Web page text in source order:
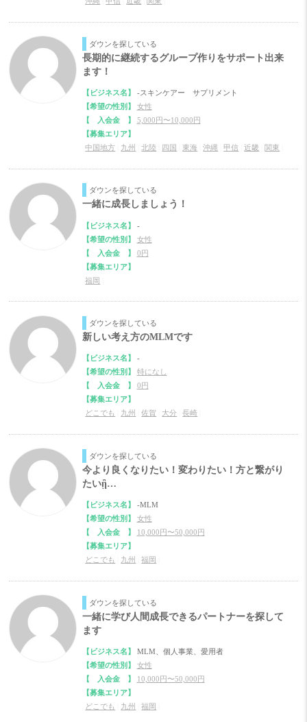
ダウンを探している
長期的に継続するグループ作りをサポート出来
ます！
【ビジネス名】
-スキンケアー サプリメント
【希望の性別】
女性
【 入会金 】
5,000円〜10,000円
【募集エリア】
中国地方
九州 |北陸 四国 |東海 |沖縄 甲信 |近畿 関東
ダウンを探している
一緒に成長しましょう！
【ビジネス名】
-
【希望の性別】
女性
【 入会金 】
0円
【募集エリア】
福岡
ダウンを探している
新しい考え方のMLMです
【ビジネス名】
-
【希望の性別】
特になし
【 入会金 】
0円
【募集エリア】
どこでも
九州 |佐賀 大分 |長崎
ダウンを探している
今より良くなりたい！変わりたい！方と繋がり
たいᾒ…
【ビジネス名】
-MLM
【希望の性別】
女性
【 入会金 】
10,000円〜50,000円
【募集エリア】
どこでも
九州 |福岡
ダウンを探している
一緒に学び人間成長できるパートナーを探して
ます
【ビジネス名】
MLM、個人事業、愛用者
【希望の性別】
女性
【 入会金 】
10,000円〜50,000円
【募集エリア】
どこでも
九州 |福岡